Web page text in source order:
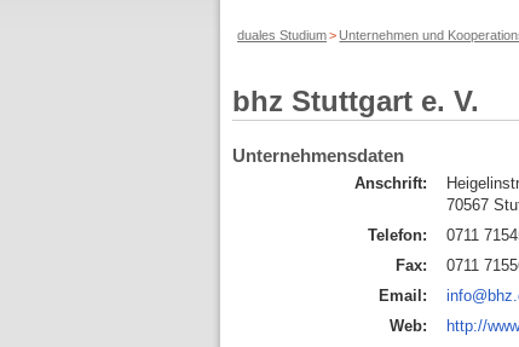
duales Studium> Unternehmen und
bhz Stuttgart e. V.
Unternehmensdaten
Anschrift:
70567
Telefon:
0711
Fax:
0711
Email:
Web:
http://